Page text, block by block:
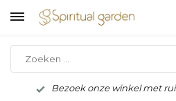
Bezoek onze winkel met